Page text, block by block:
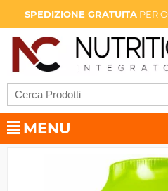
SPEDIZIONE GRATUITAPER
MENU